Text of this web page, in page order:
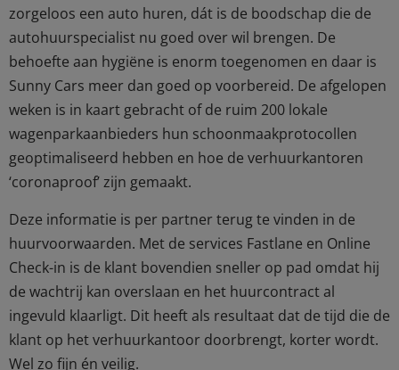
zorgeloos een auto huren, dát is de boodschap die de
autohuurspecialist nu goed over wil brengen. De
behoefte aan hygiëne is enorm toegenomen en daar is
Sunny Cars meer dan goed op voorbereid. De afgelopen
weken is in kaart gebracht of de ruim 200 lokale
wagenparkaanbieders hun schoonmaakprotocollen
geoptimaliseerd hebben en hoe de verhuurkantoren
‘coronaproof’ zijn gemaakt.
Deze informatie is per partner terug te vinden in de
huurvoorwaarden. Met de services Fastlane en Online
Check-in is de klant bovendien sneller op pad omdat hij
de wachtrij kan overslaan en het huurcontract al
ingevuld klaarligt. Dit heeft als resultaat dat de tijd die de
klant op het verhuurkantoor doorbrengt, korter wordt.
Wel zo fijn én veilig.